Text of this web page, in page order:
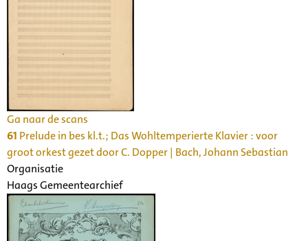
Ga naar de scans
61 Prelude in bes kl.t.; Das Wohltemperierte Klavier : voor
groot orkest gezet door C. Dopper | Bach, Johann Sebastian
Organisatie
Haags Gemeentearchief